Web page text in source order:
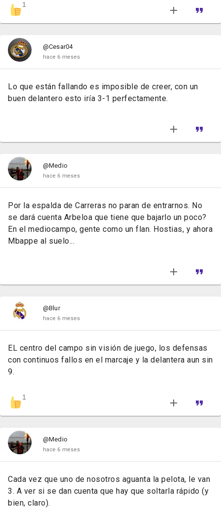
1
@Cesar04
hace 6 meses
Lo que están fallando es imposible de creer, con un
buen delantero esto iría 3-1 perfectamente.
@Medio
hace 6 meses
Por la espalda de Carreras no paran de entrarnos. No
se dará cuenta Arbeloa que tiene que bajarlo un poco?
En el mediocampo, gente como un flan. Hostias, y ahora
Mbappe al suelo...
@Blur
hace 6 meses
EL centro del campo sin visión de juego, los defensas
con continuos fallos en el marcaje y la delantera aun sin
9.
1
@Medio
hace 6 meses
Cada vez que uno de nosotros aguanta la pelota, le van
3. A ver si se dan cuenta que hay que soltarla rápido (y
bien, claro).